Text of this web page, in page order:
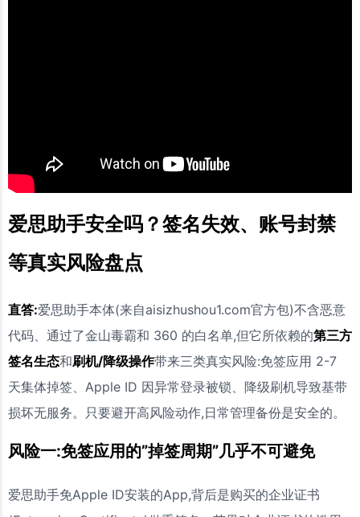
爱思助手安全吗？签名失效、账号封禁
等真实风险盘点
直答:爱思助手本体(来自aisizhushou1.com官方包)不含恶意
代码、通过了金山毒霸和 360 的白名单,但它所依赖的第三方
签名生态和刷机/降级操作带来三类真实风险:免签应用 2-7
天集体掉签、Apple ID 因异常登录被锁、降级刷机导致基带
损坏无服务。只要避开高风险动作,日常管理备份是安全的。
风险一:免签应用的”掉签周期”几乎不可避免
爱思助手免Apple ID安装的App,背后是购买的企业证书